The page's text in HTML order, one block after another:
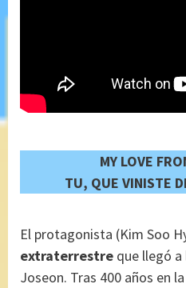
MY LOVE
TU, QUE VINISTE
El protagonista (Kim Soo
extraterrestre que llegó
Joseon. Tras 400 años en